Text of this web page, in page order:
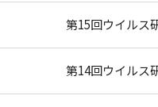
第15回ウイルス
第14回ウイルス